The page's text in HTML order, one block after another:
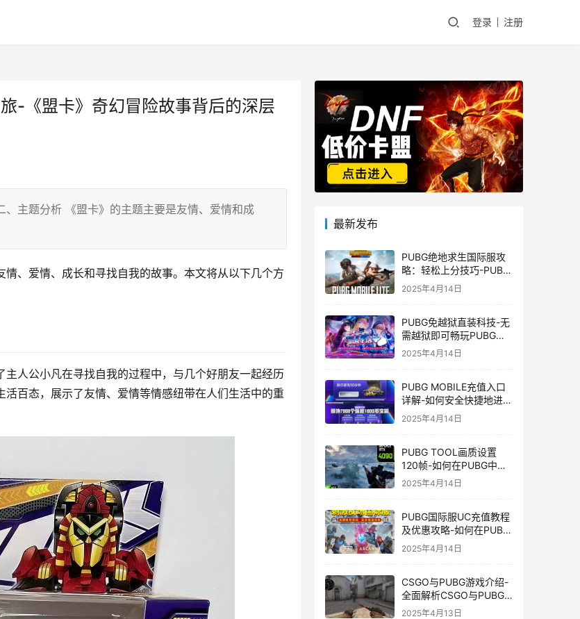
登录 注册
-《盟卡》奇幻冒险故事背后的深层
主题分析 《盟卡》的主题主要是友情、爱情和成
情、爱情、成长和寻找自我的故事。本文将从以下几个方
主人公小凡在寻找自我的过程中，与几个好朋友一起经历
百态，展示了友情、爱情等情感纽带在人们生活中的重
最新发布
PUBG绝地求生国际服攻
略：轻松上分技巧-PUBG
绝地求生国际服新手入门
2025年4月14日
PUBG免越狱直装科技-无
需越狱即可畅玩PUBG的
安装技巧
2025年4月14日
PUBG MOBILE充值入口
详解-如何安全快捷地进行
PUBG MOBILE充值
2025年4月14日
PUBG TOOL画质设置
120帧-如何在PUBG中使
用PUBG TOOL实现120
2025年4月14日
PUBG国际服UC充值教程
及优惠攻略-如何在PUBG
国际服中进行高效且安全
的UC充值
2025年4月14日
CSGO与PUBG游戏介绍-
全面解析CSGO与PUBG
这两款热门射击游戏
2025年4月13日